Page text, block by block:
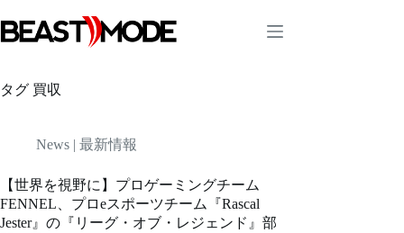
ン
テ
ツ
へ
プ
タグ 買収
News | 最新情報
【世界を視野に】プロゲーミングチーム
FENNEL、プロeスポーツチーム『Rascal
Jester』の『リーグ・オブ・レジェンド』部